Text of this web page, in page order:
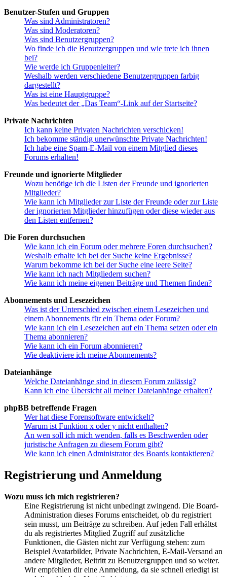
Benutzer-Stufen und Gruppen
Was sind Administratoren?
Was sind Moderatoren?
Was sind Benutzergruppen?
Wo finde ich die Benutzergruppen und wie trete ich ihnen
bei?
Wie werde ich Gruppenleiter?
Weshalb werden verschiedene Benutzergruppen farbig
dargestellt?
Was ist eine Hauptgruppe?
Was bedeutet der „Das Team“-Link auf der Startseite?
Private Nachrichten
Ich kann keine Privaten Nachrichten verschicken!
Ich bekomme ständig unerwünschte Private Nachrichten!
Ich habe eine Spam-E-Mail von einem Mitglied dieses
Forums erhalten!
Freunde und ignorierte Mitglieder
Wozu benötige ich die Listen der Freunde und ignorierten
Mitglieder?
Wie kann ich Mitglieder zur Liste der Freunde oder zur Liste
der ignorierten Mitglieder hinzufügen oder diese wieder aus
den Listen entfernen?
Die Foren durchsuchen
Wie kann ich ein Forum oder mehrere Foren durchsuchen?
Weshalb erhalte ich bei der Suche keine Ergebnisse?
Warum bekomme ich bei der Suche eine leere Seite?
Wie kann ich nach Mitgliedern suchen?
Wie kann ich meine eigenen Beiträge und Themen finden?
Abonnements und Lesezeichen
Was ist der Unterschied zwischen einem Lesezeichen und
einem Abonnements für ein Thema oder Forum?
Wie kann ich ein Lesezeichen auf ein Thema setzen oder ein
Thema abonnieren?
Wie kann ich ein Forum abonnieren?
Wie deaktiviere ich meine Abonnements?
Dateianhänge
Welche Dateianhänge sind in diesem Forum zulässig?
Kann ich eine Übersicht all meiner Dateianhänge erhalten?
phpBB betreffende Fragen
Wer hat diese Forensoftware entwickelt?
Warum ist Funktion x oder y nicht enthalten?
An wen soll ich mich wenden, falls es Beschwerden oder
juristische Anfragen zu diesem Forum gibt?
Wie kann ich einen Administrator des Boards kontaktieren?
Registrierung und Anmeldung
Wozu muss ich mich registrieren?
Eine Registrierung ist nicht unbedingt zwingend. Die Board-
Administration dieses Forums entscheidet, ob du registriert
sein musst, um Beiträge zu schreiben. Auf jeden Fall erhältst
du als registriertes Mitglied Zugriff auf zusätzliche
Funktionen, die Gästen nicht zur Verfügung stehen: zum
Beispiel Avatarbilder, Private Nachrichten, E-Mail-Versand an
andere Mitglieder, Beitritt zu Benutzergruppen und so weiter.
Wir empfehlen dir eine Anmeldung, da sie schnell erledigt ist